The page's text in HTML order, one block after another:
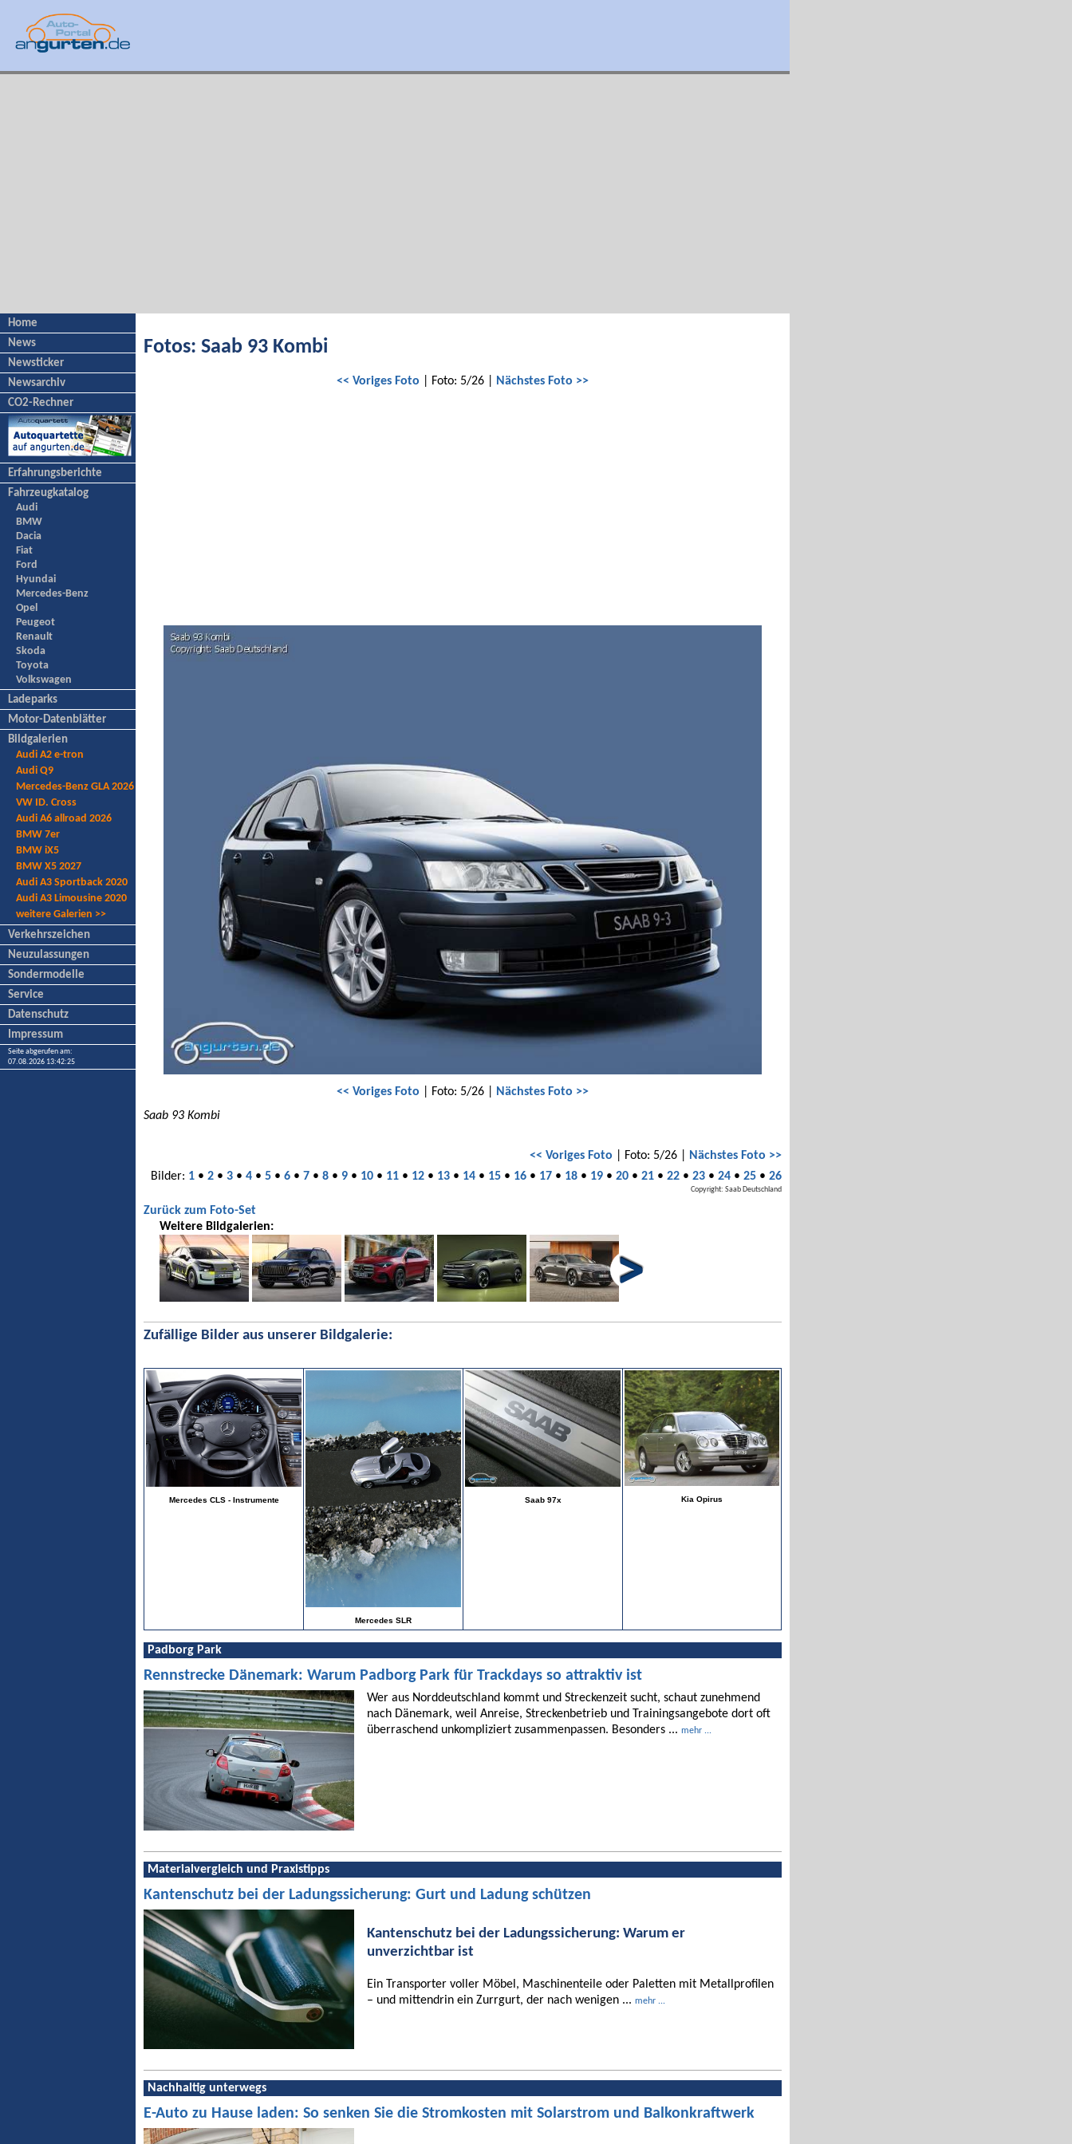
Home
News
Newsticker
Newsarchiv
CO2-Rechner
Erfahrungsberichte
Fahrzeugkatalog
Audi
BMW
Dacia
Fiat
Ford
Hyundai
Mercedes-Benz
Opel
Peugeot
Renault
Skoda
Toyota
Volkswagen
Ladeparks
Motor-Datenblätter
Bildgalerien
Audi A2 e-tron
Audi Q9
Mercedes-Benz GLA 2026
VW ID. Cross
Audi A6 allroad 2026
BMW 7er
BMW iX5
BMW X5 2027
Audi A3 Sportback 2020
Audi A3 Limousine 2020
weitere Galerien >>
Verkehrszeichen
Neuzulassungen
Sondermodelle
Service
Datenschutz
Impressum
Seite abgerufen am:
07.08.2026 13:42:25
Fotos: Saab 93 Kombi
<< Voriges Foto | Foto: 5/26 | Nächstes Foto >>
<< Voriges Foto | Foto: 5/26 |
Nächstes Foto >>
Saab 93 Kombi
<< Voriges Foto | Foto: 5/26 |
Nächstes Foto >>
Bilder: 1 • 2 • 3 • 4 • 5 • 6 • 7 • 8 • 9 • 10 • 11 • 12 • 13 • 14 • 15 • 16 • 17 • 18 • 19 • 20 • 21 • 22 • 23 • 24 • 25 • 26
Copyright: Saab Deutschland
Zurück zum Foto-Set
Weitere Bildgalerien:
Zufällige Bilder aus unserer Bildgalerie:
Mercedes CLS - Instrumente
Mercedes SLR
Saab 97x Kia Opirus
Padborg Park
Rennstrecke Dänemark: Warum Padborg Park für Trackdays so attraktiv ist
Wer aus Norddeutschland kommt und Streckenzeit sucht, schaut zunehmend
nach Dänemark, weil Anreise, Streckenbetrieb und Trainingsangebote dort oft
überraschend unkompliziert zusammenpassen. Besonders ... mehr ...
Materialvergleich und Praxistipps
Kantenschutz bei der Ladungssicherung: Gurt und Ladung schützen
Kantenschutz bei der Ladungssicherung: Warum er
unverzichtbar ist
Ein Transporter voller Möbel, Maschinenteile oder Paletten mit Metallprofilen
– und mittendrin ein Zurrgurt, der nach wenigen ... mehr ...
Nachhaltig unterwegs
E-Auto zu Hause laden: So senken Sie die Stromkosten mit Solarstrom und Balkonkraftwerk